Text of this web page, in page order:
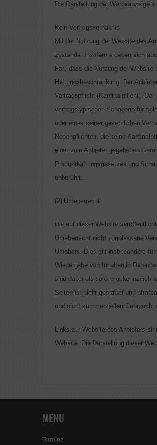
Die Darstellung der Werbeanzeige
Kein Vertragsverhältnis
Mit der Nutzung der Website des
zustande. Insofern ergeben sich
Fall, dass die Nutzung der Website
Haftungsbeschränkung: Der
Vertragspflicht (Kardinalpflicht).
vertragstypischen Schadens für
oder eines seiner gesetzlichen
Nebenpflichten, die keine
einer vom Anbieter gegebenen
Produkthaftungsgesetzes und
unberührt.
(2) Urheberrecht
Die auf dieser Website
Urheberrecht nicht zugelassene
Urhebers. Dies gilt insbesondere
Wiedergabe von Inhalten in
sind dabei als solche
Seiten ist nicht gestattet und
und nicht kommerziellen Gebrauch
Links zur Website des Anbieters
Website. Die Darstellung dieser
MENU
Termine